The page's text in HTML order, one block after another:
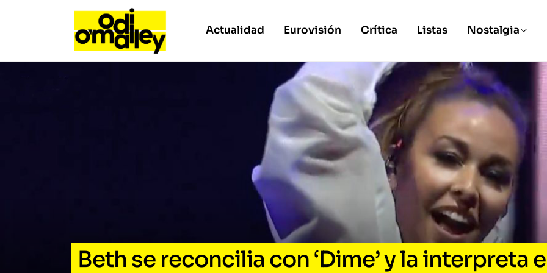
Actualidad Eurovisión Crítica Listas Nostalgia
Beth se reconcilia con ‘Dime’ y la interpreta